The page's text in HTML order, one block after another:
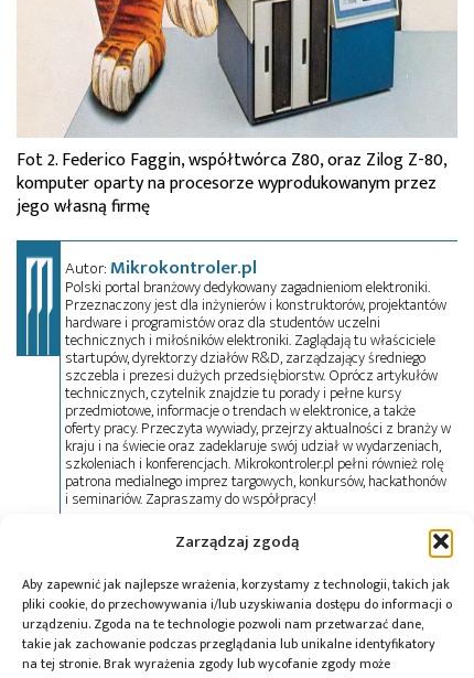
Zarządzaj zgodą
Aby zapewnić jak najlepsze wrażenia, korzystamy z technologii, takich jak
pliki cookie, do przechowywania i/lub uzyskiwania dostępu do informacji o
urządzeniu. Zgoda na te technologie pozwoli nam przetwarzać dane,
takie jak zachowanie podczas przeglądania lub unikalne identyfikatory
na tej stronie. Brak wyrażenia zgody lub wycofanie zgody może
Fot 2. Federico Faggin, współtwórca Z80, oraz Zilog Z-80,
komputer oparty na procesorze wyprodukowanym przez
jego własną firmę
Autor:Mikrokontroler.pl
Polski portal branżowy dedykowany zagadnieniom elektroniki.
Przeznaczony jest dla inżynierów i konstruktorów, projektantów
hardware i programistów oraz dla studentów uczelni
technicznych i miłośników elektroniki. Zaglądają tu właściciele
startupów, dyrektorzy działów R&D, zarządzający średniego
szczebla i prezesi dużych przedsiębiorstw. Oprócz artykułów
technicznych, czytelnik znajdzie tu porady i pełne kursy
przedmiotowe, informacje o trendach w elektronice, a także
oferty pracy. Przeczyta wywiady, przejrzy aktualności z branży w
kraju i na świecie oraz zadeklaruje swój udział w wydarzeniach,
szkoleniach i konferencjach. Mikrokontroler.pl pełni również rolę
patrona medialnego imprez targowych, konkursów, hackathonów
i seminariów. Zapraszamy do współpracy!
Tagi:historia,mikroprocesory,sławne układy ,Z80